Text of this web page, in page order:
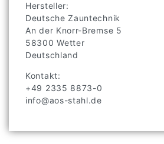
Hersteller:
Deutsche Zauntechnik
An der Knorr-Bremse 5
58300 Wetter
Deutschland
Kontakt:
+49 2335 8873-0
info@aos-stahl.de